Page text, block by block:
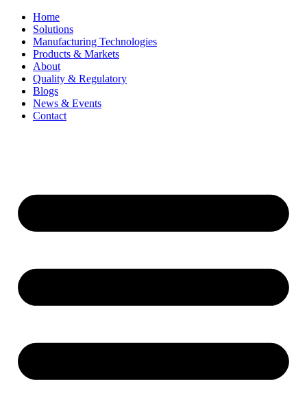
Home
Solutions
Manufacturing Technologies
Products & Markets
About
Quality & Regulatory
Blogs
News & Events
Contact